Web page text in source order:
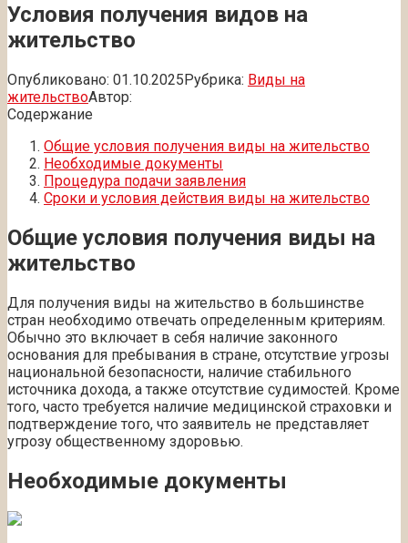
Условия получения видов на
жительство
Опубликовано: 01.10.2025Рубрика: Виды на
жительствоАвтор:
Содержание
Общие условия получения виды на жительство
Необходимые документы
Процедура подачи заявления
Сроки и условия действия виды на жительство
Общие условия получения виды на
жительство
Для получения виды на жительство в большинстве
стран необходимо отвечать определенным критериям.
Обычно это включает в себя наличие законного
основания для пребывания в стране, отсутствие угрозы
национальной безопасности, наличие стабильного
источника дохода, а также отсутствие судимостей. Кроме
того, часто требуется наличие медицинской страховки и
подтверждение того, что заявитель не представляет
угрозу общественному здоровью.
Необходимые документы